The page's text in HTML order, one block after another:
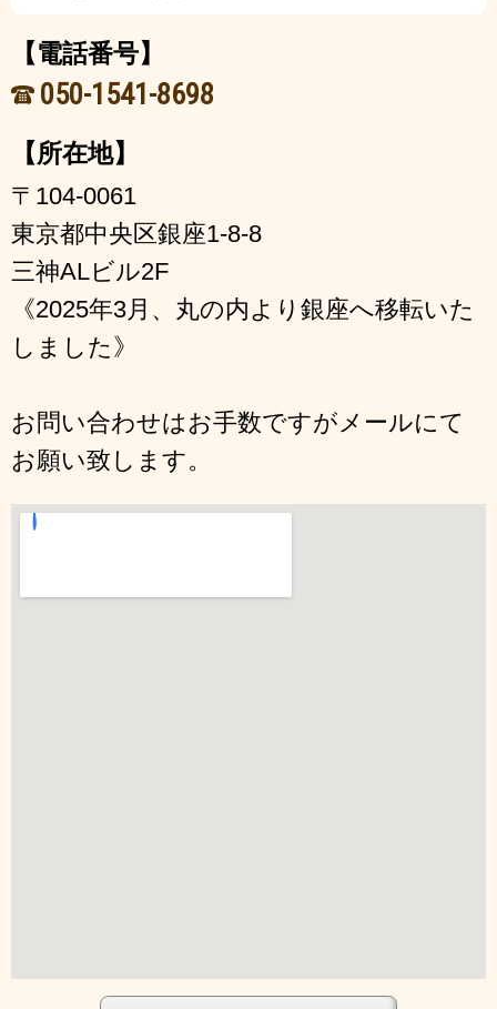
【電話番号】
050-1541-8698
【所在地】
〒104-0061
東京都中央区銀座1-8-8
三神ALビル2F
《2025年3月、丸の内より銀座へ移転いた
しました》
お問い合わせはお手数ですがメールにて
お願い致します。